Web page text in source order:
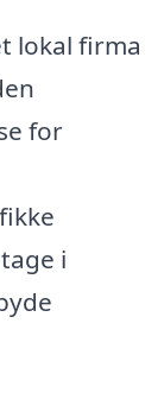
lokal firma
for
i